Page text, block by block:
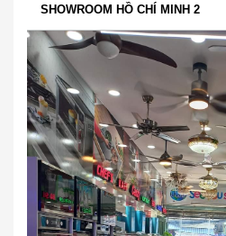
SHOWROOM HỒ CHÍ MINH 2